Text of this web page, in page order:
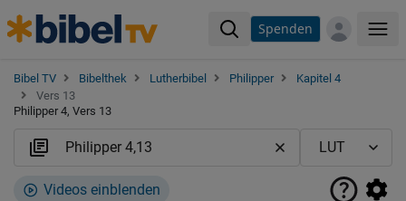
Spenden
Bibel TV Bibelthek Lutherbibel Philipper
Kapitel 4
Vers 13
Philipper 4, Vers 13
Videos einblenden